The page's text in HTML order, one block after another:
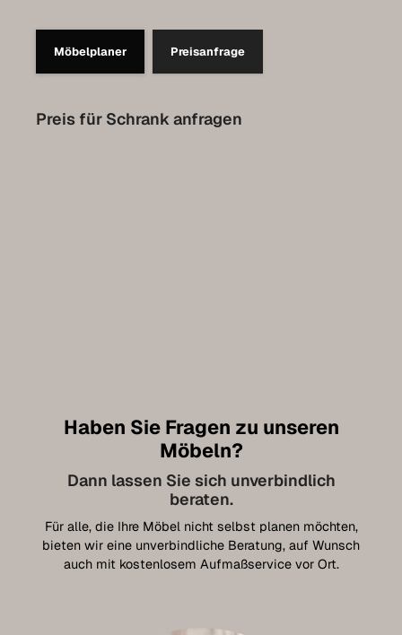
Möbelplaner Preisanfrage
Preis für Schrank anfragen
Haben Sie Fragen zu unseren
Möbeln?
Dann lassen Sie sich unverbindlich
beraten.
Für alle, die Ihre Möbel nicht selbst planen möchten,
bieten wir eine unverbindliche Beratung, auf Wunsch
auch mit kostenlosem Aufmaßservice vor Ort.